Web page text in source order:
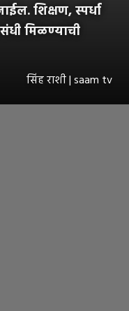
शिक्षण, स्पर्धा
मिळण्याची
सिंह राशी | saam tv